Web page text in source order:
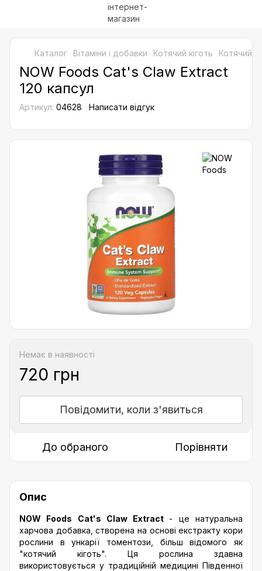
Каталог Bітаміни і добавки Котячий кіготь Котячий
NOW Foods Cat's Claw Extract
120 капсул
Артикул: 04628 Написати відгук
Немає в наявності
720 грн
Повідомити, коли з'явиться
До обраного Порівняти
Опис
NOW Foods Cat's Claw Extract - це натуральна
харчова добавка, створена на основі екстракту кори
рослини в ункарії томентози, більш відомого як
"котячий кіготь". Ця рослина здавна
використовується у традиційній медицині Південної